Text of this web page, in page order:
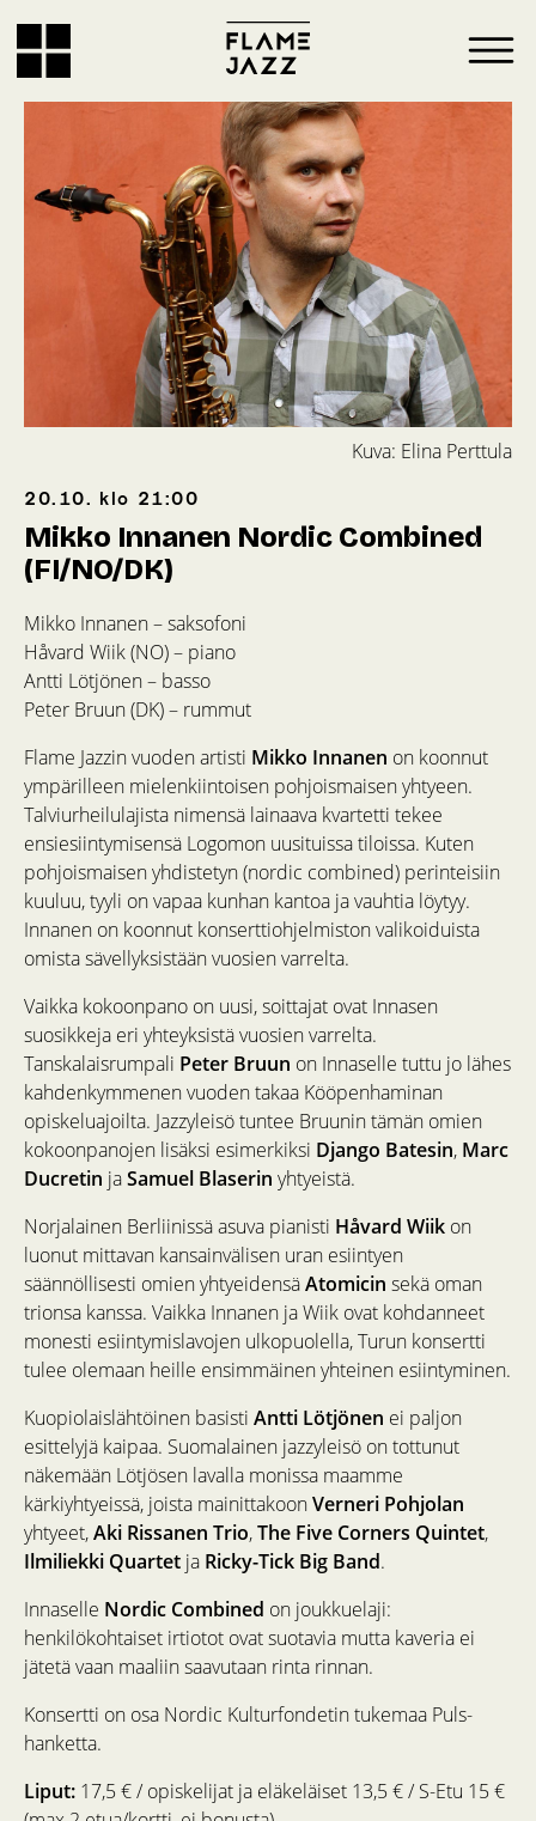
Kuva: Elina Perttula
20.10. klo 21:00
Mikko Innanen Nordic Combined
(FI/NO/DK)
Mikko Innanen – saksofoni
Håvard Wiik (NO) – piano
Antti Lötjönen – basso
Peter Bruun (DK) – rummut
Flame Jazzin vuoden artisti Mikko Innanen on koonnut
ympärilleen mielenkiintoisen pohjoismaisen yhtyeen.
Talviurheilulajista nimensä lainaava kvartetti tekee
ensiesiintymisensä Logomon uusituissa tiloissa. Kuten
pohjoismaisen yhdistetyn (nordic combined) perinteisiin
kuuluu, tyyli on vapaa kunhan kantoa ja vauhtia löytyy.
Innanen on koonnut konserttiohjelmiston valikoiduista
omista sävellyksistään vuosien varrelta.
Vaikka kokoonpano on uusi, soittajat ovat Innasen
suosikkeja eri yhteyksistä vuosien varrelta.
Tanskalaisrumpali Peter Bruun on Innaselle tuttu jo lähes
kahdenkymmenen vuoden takaa Kööpenhaminan
opiskeluajoilta. Jazzyleisö tuntee Bruunin tämän omien
kokoonpanojen lisäksi esimerkiksi Django Batesin, Marc
Ducretin jaSamuel Blaserin yhtyeistä.
Norjalainen Berliinissä asuva pianisti Håvard Wiik on
luonut mittavan kansainvälisen uran esiintyen
säännöllisesti omien yhtyeidensäAtomicin sekä oman
trionsa kanssa. Vaikka Innanen ja Wiik ovat kohdanneet
monesti esiintymislavojen ulkopuolella, Turun konsertti
tulee olemaan heille ensimmäinen yhteinen esiintyminen.
Kuopiolaislähtöinen basisti Antti Lötjönen ei paljon
esittelyjä kaipaa. Suomalainen jazzyleisö on tottunut
näkemään Lötjösen lavalla monissa maamme
kärkiyhtyeissä, joista mainittakoonVerneri Pohjolan
yhtyeet,Aki Rissanen Trio,The Five Corners Quintet,
Ilmiliekki Quartet ja Ricky-Tick Big Band.
Innaselle Nordic Combined on joukkuelaji:
henkilökohtaiset irtiotot ovat suotavia mutta kaveria ei
jätetä vaan maaliin saavutaan rinta rinnan.
Konsertti on osa Nordic Kulturfondetin tukemaa Puls-
hanketta.
Liput: 17,5 € / opiskelijat ja eläkeläiset 13,5 € / S-Etu 15 €